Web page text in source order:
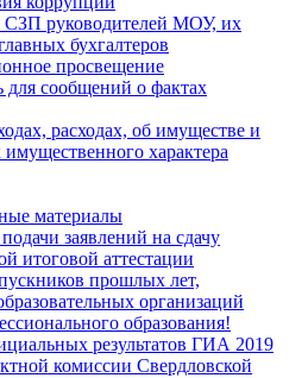
руководителей МОУ, их
бухгалтеров
просвещение
для сообщений о фактах
расходах, об имуществе и
имущественного характера
материалы
заявлений на сдачу
итоговой аттестации
прошлых лет,
организаций
образования!
результатов ГИА 2019
комиссии Свердловской